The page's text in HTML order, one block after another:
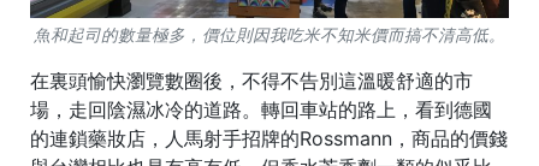
魚和起司的數量極多，價位則因我吃米不知米價而搞不清高低。
在裏頭愉快瀏覽數圈後，不得不告別這溫暖舒適的市
場，走回陰濕冰冷的道路。轉回車站的路上，看到德國
的連鎖藥妝店，人馬射手招牌的Rossmann，商品的價錢